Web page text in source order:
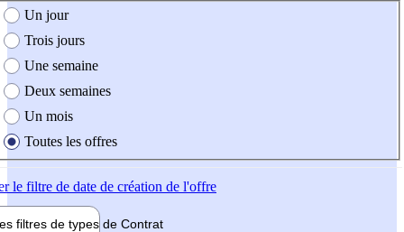
création de l'offre
Un jour
Trois jours
Une semaine
Deux semaines
Un mois
Toutes les offres
le filtre de date de création de l'offre
filtres de types de Contrat